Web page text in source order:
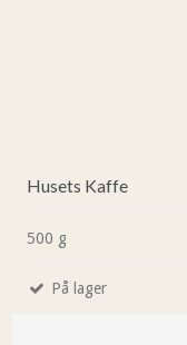
Husets Kaffe
500 g
På lager